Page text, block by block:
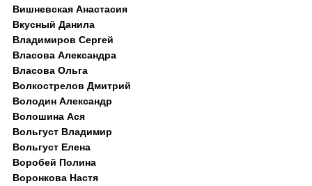
Вишневская Анастасия
Вкусный Данила
Владимиров Сергей
Власова Александра
Власова Ольга
Волкострелов Дмитрий
Володин Александр
Волошина Ася
Вольгуст Владимир
Вольгуст Елена
Воробей Полина
Воронкова Настя